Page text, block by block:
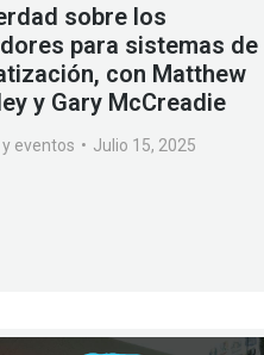
sobre los
para sistemas de
con Matthew
y Gary McCreadie
eventos Julio 15, 2025